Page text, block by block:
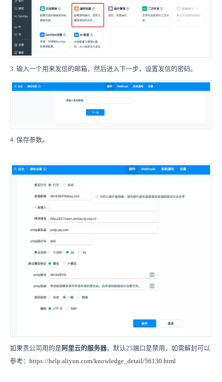
3. 输入一个用来发信的邮箱，然后进入下一步，设置发信的密码。
4. 保存参数。
如果贵公司用的是阿里云的服务器，默认25端口是禁用，如需解封可以
参考： https://help.aliyun.com/knowledge_detail/56130.html